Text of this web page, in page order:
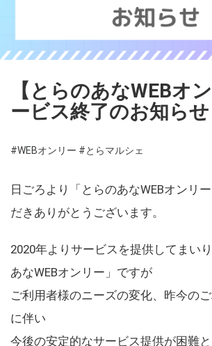
【とらのあなWEBオ
ービス終了のお知らせ
#WEBオンリー #とらマルシェ
日ごろより「とらのあなWEBオンリ
だきありがとうございます。
2020年よりサービスを提供してまい
あなWEBオンリー」ですが
ご利用者様のニーズの変化、昨今の
に伴い
今後の安定的なサービス提供が困難